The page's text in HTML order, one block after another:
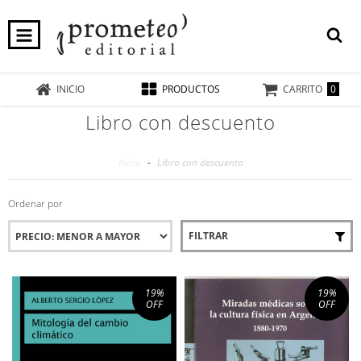
INICIO PRODUCTOS CARRITO 0
Libro con descuento
- Libro con descuento
Ordenar por
FILTRAR
19%
OFF
19%
OFF